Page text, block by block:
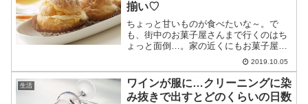
揃い♡
ちょっと甘いものが食べたいな～。で
も、街中のお菓子屋さんまで行くのはち
ょっと面倒…。家の近くにもお菓子屋さ
んなんてないし…。味もお手軽さも捨て
たくない！そんなあなたにおすすめした
いのが、すぐに買いに行けちゃうコンビ
ニスイーツです！昼休み、学...
2019.10.05
生活
ワインが服に…クリーニングに染
み抜きで出すとどのくらいの日数